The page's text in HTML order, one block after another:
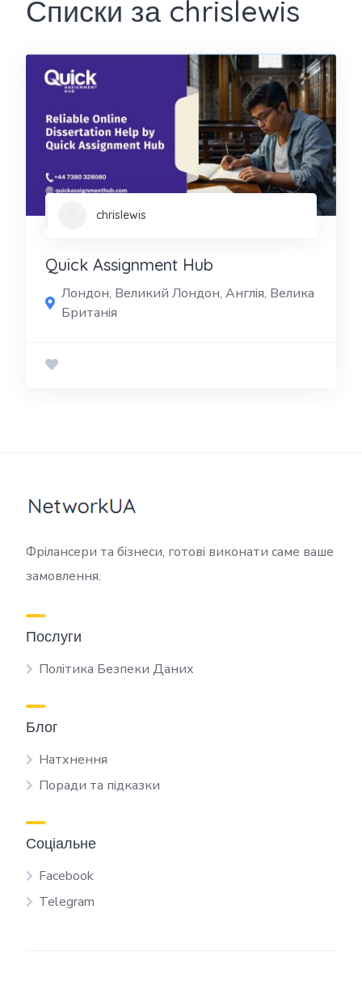
Списки за chrislewis
chrislewis
Quick Assignment Hub
Лондон, Великий Лондон, Англія, Велика
Британія
Фрілансери та бізнеси, готові виконати саме ваше
замовлення.
Послуги
Політика Безпеки Даних
Блог
Натхнення
Поради та підказки
Соціальне
Facebook
Telegram